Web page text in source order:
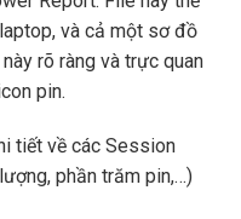
và cả một sơ đồ
rõ ràng và trực quan
pin.
tiết về các Session
phần trăm pin,…)